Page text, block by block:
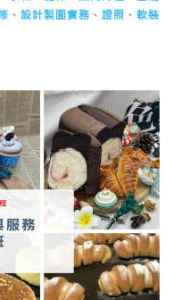
、 設計製圖實務 、 證照 、 軟裝